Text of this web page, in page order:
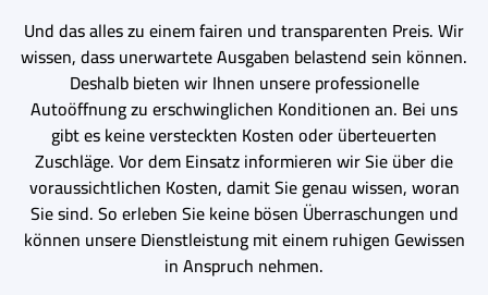
Und das alles zu einem fairen und transparenten Preis. Wir
wissen, dass unerwartete Ausgaben belastend sein können.
Deshalb bieten wir Ihnen unsere professionelle
Autoöffnung zu erschwinglichen Konditionen an. Bei uns
gibt es keine versteckten Kosten oder überteuerten
Zuschläge. Vor dem Einsatz informieren wir Sie über die
voraussichtlichen Kosten, damit Sie genau wissen, woran
Sie sind. So erleben Sie keine bösen Überraschungen und
können unsere Dienstleistung mit einem ruhigen Gewissen
in Anspruch nehmen.